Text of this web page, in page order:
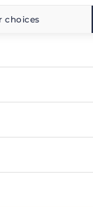
choices